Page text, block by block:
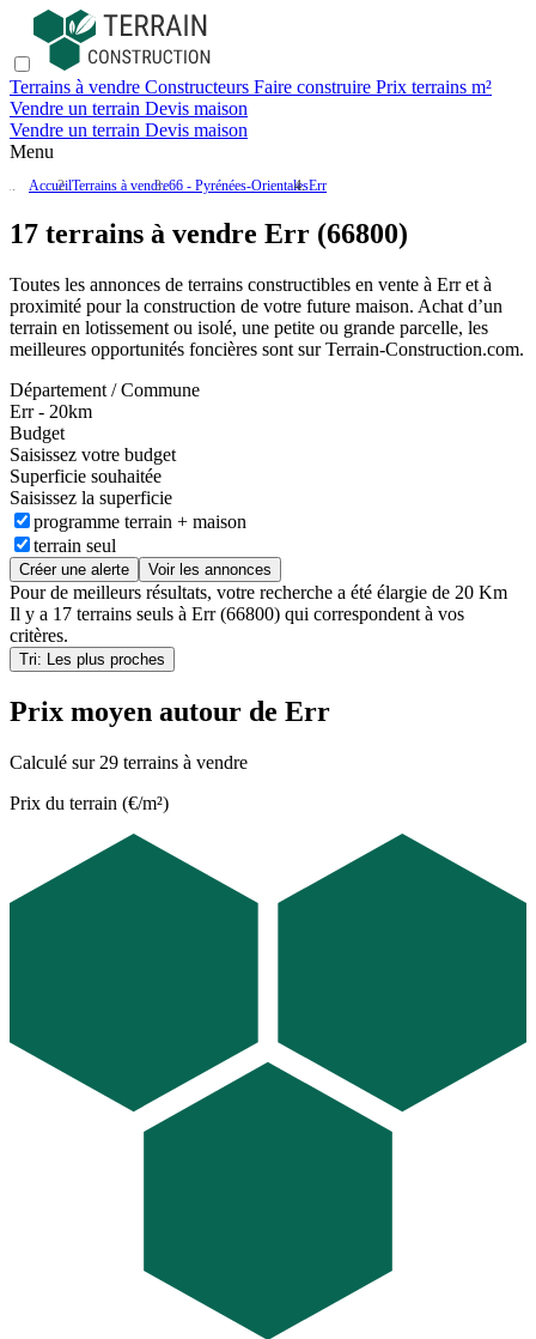
Terrains à vendre Constructeurs Faire construire Prix terrains m²
Vendre un terrain Devis maison
Vendre un terrain Devis maison
Menu
AccueilTerrains à vendre66 - Pyrénées-OrientalesErr
17 terrains à vendre Err (66800)
Toutes les annonces de terrains constructibles en vente à Erret à
proximité pour la construction de votre future maison. Achat d’un
terrain en lotissement ou isolé, une petite ou grande parcelle, les
meilleures opportunités foncières sont surTerrain-Construction.com.
Département / Commune
Err - 20km
Budget
Saisissez votre budget
Superficie souhaitée
Saisissez la superficie
programme terrain + maison
terrain seul
Créer une alerte Voir les annonces
Pour de meilleurs résultats, votre recherche a été élargie de 20 Km
Il y a 17 terrains seuls à Err (66800) qui correspondent à vos
critères.
Tri: Les plus proches
Prix moyen autour de Err
Calculé sur 29 terrains à vendre
Prix du terrain (€/m²)